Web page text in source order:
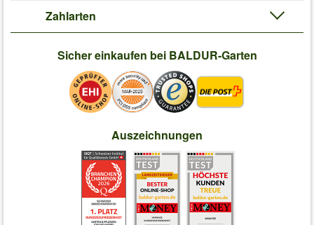
Zahlarten
Sicher einkaufen bei BALDUR-Garten
Auszeichnungen